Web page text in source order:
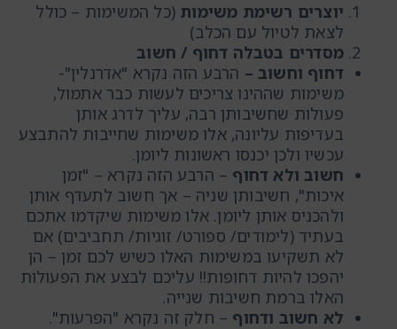
יוצרים רשימת משימות (כל המשימות – כולל
לצאת לטיול עם הכלב)
מסדרים בטבלה דחוף / חשוב
דחוף וחשוב – הרבע הזה נקרא "אדרנלין"-
משימות שההינו צריכים לעשות כבר אתמול,
פעולות שחשיבותן רבה, עליך לדרג אותן
בעדיפות עליונה, אלו משימות שחייבות להתבצע
עכשיו ולכן יכנסו ראשונות ליומן.
חשוב ולא דחוף – הרבע הזה נקרא – "זמן
איכות", חשיבותן שניה – אך חשוב לתעדף אותן
ולהכניס אותן ליומן. אלו משימות שיקדמו אתכם
בעתיד (לימודים/ ספורט/ זוגיות/ תחביבים) אם
לא תשקיעו במשימות האלו כשיש לכם זמן – הן
יהפכו להיות דחופות!! עליכם לבצע את הפעולות
האלו ברמת חשיבות שנייה.
לא חשוב ודחוף – חלק זה נקרא "הפרעות".